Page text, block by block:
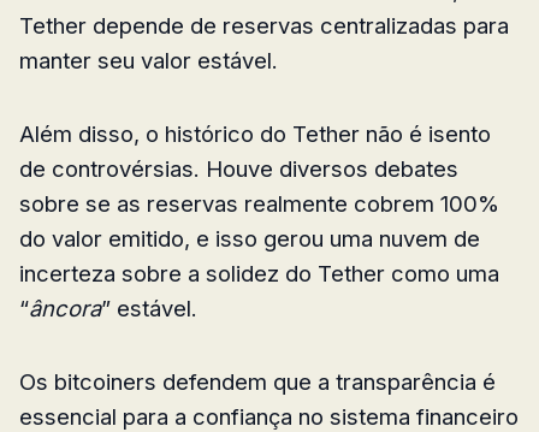
Tether depende de reservas centralizadas para
manter seu valor estável.
Além disso, o histórico do Tether não é isento
de controvérsias. Houve diversos debates
sobre se as reservas realmente cobrem 100%
do valor emitido, e isso gerou uma nuvem de
incerteza sobre a solidez do Tether como uma
“âncora” estável.
Os bitcoiners defendem que a transparência é
essencial para a confiança no sistema financeiro